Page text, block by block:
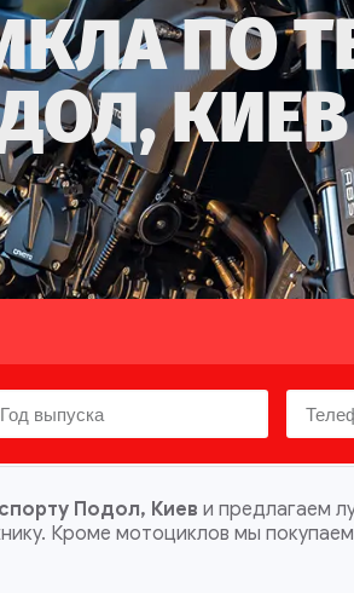
ПО
КИЕВ
Подол, Киев и предлагаем
Кроме мотоциклов мы